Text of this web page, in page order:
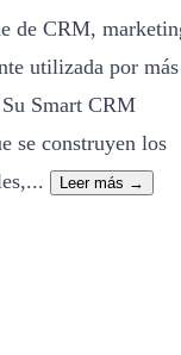
de CRM,
utilizada por más
Smart CRM
se construyen los
Leer más →